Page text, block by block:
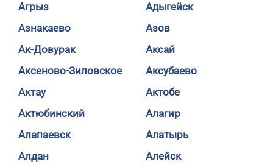
Агрыз
Адыгейск
Азнакаево
Азов
Ак-Довурак
Аксай
Аксеново-Зиловское
Аксубаево
Актау
Актобе
Актюбинский
Алагир
Алапаевск
Алатырь
Алдан
Алейск